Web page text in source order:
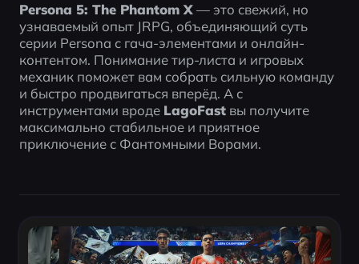
Persona 5: The Phantom X — это свежий, но
узнаваемый опыт JRPG, объединяющий суть
серии Persona с гача-элементами и онлайн-
контентом. Понимание тир-листа и игровых
механик поможет вам собрать сильную команду
и быстро продвигаться вперёд. А с
инструментами вроде LagoFast вы получите
максимально стабильное и приятное
приключение с Фантомными Ворами.